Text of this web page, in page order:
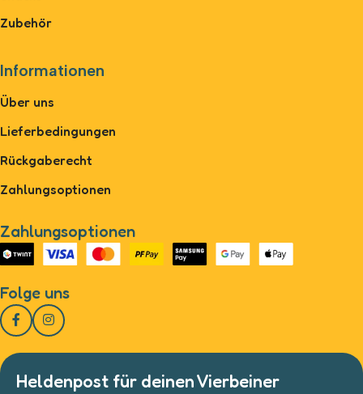
Zubehör
Informationen
Über uns
Lieferbedingungen
Rückgaberecht
Zahlungsoptionen
Zahlungsoptionen
Folge uns
Heldenpost für deinen Vierbeiner